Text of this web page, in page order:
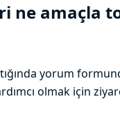
ne amaçla
yorum
olmak için